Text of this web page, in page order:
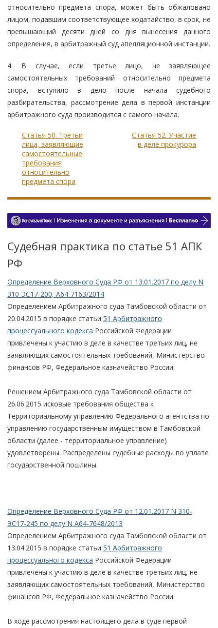
относительно предмета спора, может быть обжаловано
лицом, подавшим соответствующее ходатайство, в срок, не
превышающий десяти дней со дня вынесения данного
определения, в арбитражный суд апелляционной инстанции.
4. В случае, если третье лицо, не заявляющее
самостоятельных требований относительно предмета
спора, вступило в дело после начала судебного
разбирательства, рассмотрение дела в первой инстанции
арбитражного суда производится с самого начала.
Статья 50. Третьи
лица, заявляющие
самостоятельные
требования
относительно
предмета спора
Статья 52. Участие
в деле прокурора
Судебная практика по статье 51 АПК
РФ
Определение Верховного Суда РФ от 13.01.2017 по делу N
310-ЭС17-200, А64-7163/2014
Определением Арбитражного суда Тамбовской области от
20.04.2015 в порядке статьи 51 Арбитражного
процессуального кодекса Российской Федерации
привлечены к участию в деле в качестве третьих лиц, не
заявляющих самостоятельных требований, Министерство
финансов РФ, Федеральное казначейство России.
Решением Арбитражного суда Тамбовской области от
26.06.2015 исковые требования общества к
Территориальному управлению Федерального агентства по
управлению государственным имуществом в Тамбовской
области (далее - территориальное управление)
удовлетворены. Распределены судебные расходы по уплате
государственной пошлины.
Определение Верховного Суда РФ от 12.01.2017 N 310-
ЭС17-245 по делу N А64-7648/2013
Определением Арбитражного суда Тамбовской области от
13.04.2015 в порядке статьи 51 Арбитражного
процессуального кодекса Российской Федерации
привлечены к участию в деле в качестве третьих лиц, не
заявляющих самостоятельных требований, Министерство
финансов РФ, Федеральное казначейство России.
В ходе рассмотрения настоящего дела в суде первой